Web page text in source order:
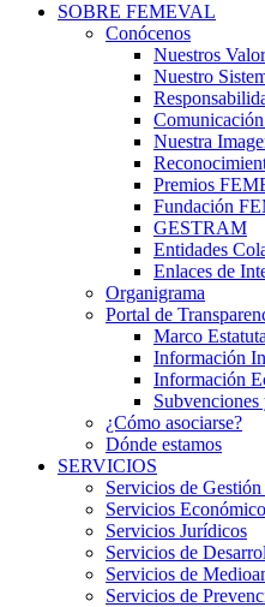
SOBRE FEMEVAL
Conócenos
Nuestros
Nuestro
Comunicación
Nuestra
Premios
Fundación
GESTRAM
Entidades
Enlaces de
Organigrama
Portal de
Marco
Información
Información
¿Cómo asociarse?
Dónde estamos
SERVICIOS
Servicios de
Servicios
Servicios Jurídicos
Servicios de
Servicios de
Servicios de